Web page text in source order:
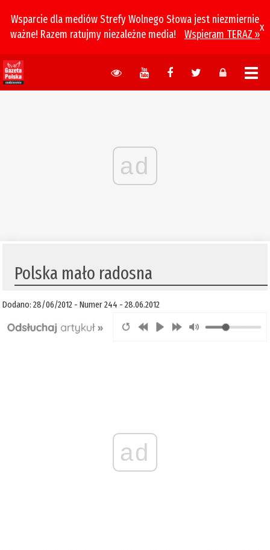
Wsparcie dla mediów Strefy Wolnego Słowa jest niezmiernie
ważne! Razem ratujmy niezależne media!
Wspieram TERAZ »
x
ad
Polska mało radosna
Dodano: 28/06/2012 - Numer 244 - 28.06.2012
ad